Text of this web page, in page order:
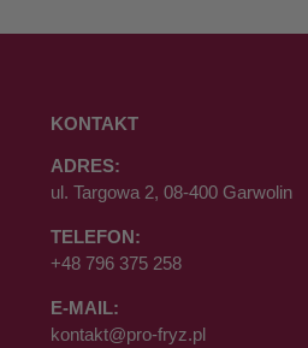
KONTAKT
ADRES:
ul. Targowa 2, 08-400 Garwolin
TELEFON:
+48 796 375 258
E-MAIL:
kontakt@pro-fryz.pl